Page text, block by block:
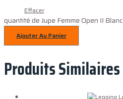
Effacer
quantité de Jupe Femme Open II Blanc
Ajouter Au Panier
Produits Similaires